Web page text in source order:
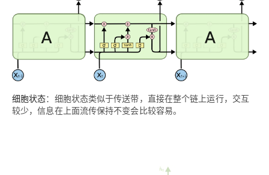
细胞状态：细胞状态类似于传送带，直接在整个链上运行，交互
较少，信息在上面流传保持不变会比较容易。